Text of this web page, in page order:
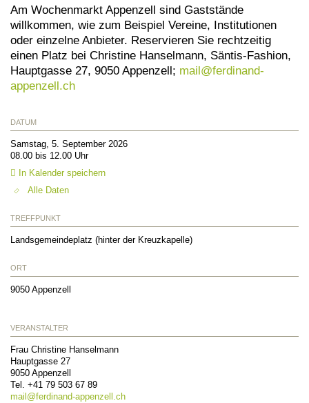
Am Wochenmarkt Appenzell sind Gaststände
willkommen, wie zum Beispiel Vereine, Institutionen
oder einzelne Anbieter. Reservieren Sie rechtzeitig
einen Platz bei Christine Hanselmann, Säntis-Fashion,
Hauptgasse 27, 9050 Appenzell; mail@ferdinand-
appenzell.ch
DATUM
Samstag, 5. September 2026
08.00 bis 12.00 Uhr
In Kalender speichern
Alle Daten
TREFFPUNKT
Landsgemeindeplatz (hinter der Kreuzkapelle)
ORT
9050 Appenzell
VERANSTALTER
Frau Christine Hanselmann
Hauptgasse 27
9050 Appenzell
Tel. +41 79 503 67 89
mail@ferdinand-appenzell.ch